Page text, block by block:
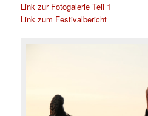
Link zur Fotogalerie Teil 1
Link zum Festivalbericht